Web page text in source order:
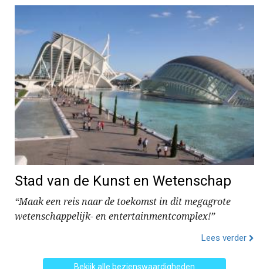
Stad van de Kunst en Wetenschap
“Maak een reis naar de toekomst in dit megagrote
wetenschappelijk- en entertainmentcomplex!”
Lees verder
Bekijk alle bezienswaardigheden